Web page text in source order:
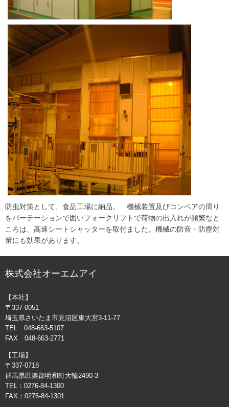
防虫対策として、食品工場に納品。 機械装置及びコンベアの周り
をパーテーションで囲いフォークリフトで荷物の出入れが頻繁なと
ころは、高速シートシャッターを取付ました。機械の防音・防塵対
策にも効果があります。
株式会社オーエムアイ
【本社】
〒337-0051
埼玉県さいたま市見沼区東大宮3-11-77
TEL 048-663-5107
FAX 048-663-2771
【工場】
〒337-0718
群馬県邑楽郡明和町大輪2490-3
TEL：0276-84-1300
FAX：0276-84-1301